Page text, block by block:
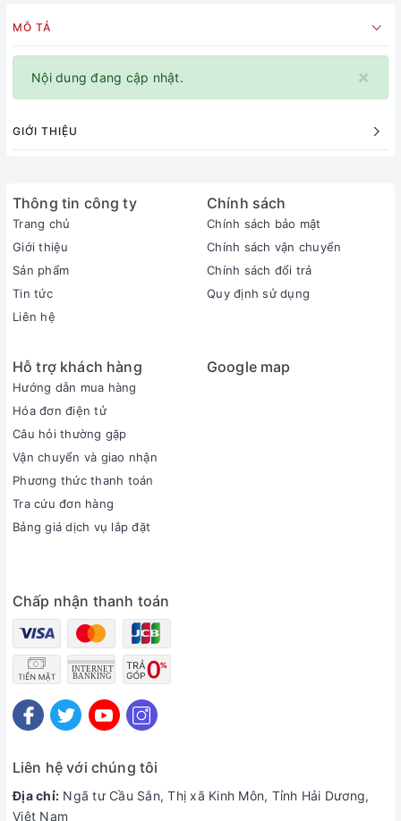
MÔ TẢ
×
Nội dung đang cập nhật.
GIỚI THIỆU
Thông tin công ty
Trang chủ
Giới thiệu
Sản phẩm
Tin tức
Liên hệ
Chính sách
Chính sách bảo mật
Chính sách vận chuyển
Chính sách đổi trả
Quy định sử dụng
Hỗ trợ khách hàng
Hướng dẫn mua hàng
Hóa đơn điện tử
Câu hỏi thường gặp
Vận chuyển và giao nhận
Phương thức thanh toán
Tra cứu đơn hàng
Bảng giá dịch vụ lắp đặt
Google map
Chấp nhận thanh toán
Liên hệ với chúng tôi
Địa chỉ: Ngã tư Cầu Sắn, Thị xã Kinh Môn, Tỉnh Hải Dương,
Việt Nam